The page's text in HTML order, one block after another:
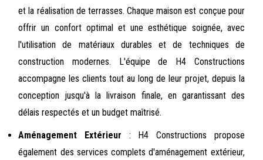
et la réalisation de terrasses. Chaque maison est conçue pour
offrir un confort optimal et une esthétique soignée, avec
l'utilisation de matériaux durables et de techniques de
construction modernes. L'équipe de H4 Constructions
accompagne les clients tout au long de leur projet, depuis la
conception jusqu'à la livraison finale, en garantissant des
délais respectés et un budget maîtrisé.
Aménagement Extérieur : H4 Constructions propose
également des services complets d'aménagement extérieur,